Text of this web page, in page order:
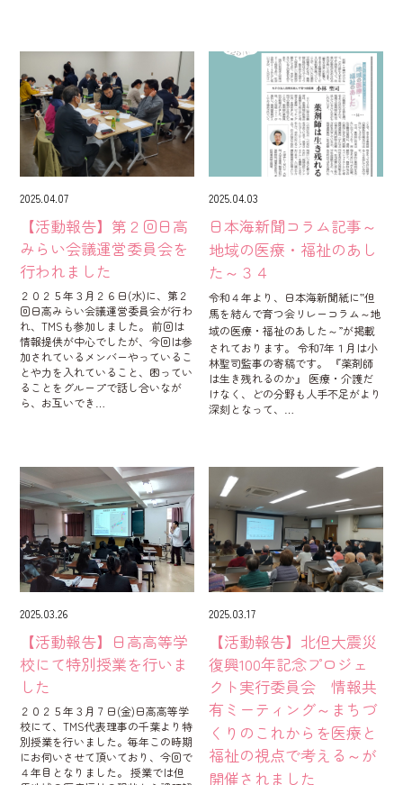
2025.04.07
【活動報告】第２回日高
みらい会議運営委員会を
行われました
２０２５年３月２６日(水)に、第２
回日高みらい会議運営委員会が行わ
れ、TMSも参加しました。 前回は
情報提供が中心でしたが、今回は参
加されているメンバーやっているこ
とや力を入れていること、困ってい
ることをグループで話し合いなが
ら、お互いでき…
2025.04.03
日本海新聞コラム記事～
地域の医療・福祉のあし
た～３４
令和４年より、日本海新聞紙に‟但
馬を結んで育つ会リレーコラム～地
域の医療・福祉のあした～”が掲載
されております。 令和7年１月は小
林聖司監事の寄稿です。 『薬剤師
は生き残れるのか』 医療・介護だ
けなく、どの分野も人手不足がより
深刻となって、…
2025.03.26
【活動報告】日高高等学
校にて特別授業を行いま
した
２０２５年３月７日(金)日高高等学
校にて、TMS代表理事の千葉より特
別授業を行いました。毎年この時期
にお伺いさせて頂いており、今回で
４年目となりました。 授業では但
2025.03.17
【活動報告】北但大震災
復興100年記念プロジェ
クト実行委員会 情報共
有ミーティング～まちづ
くりのこれからを医療と
福祉の視点で考える～が
開催されました